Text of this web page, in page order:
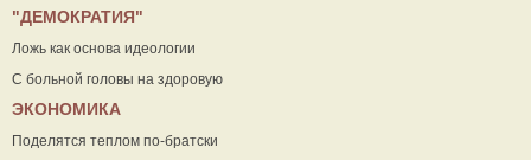
"ДЕМОКРАТИЯ"
Ложь как основа идеологии
С больной головы на здоровую
ЭКОНОМИКА
Поделятся теплом по-братски